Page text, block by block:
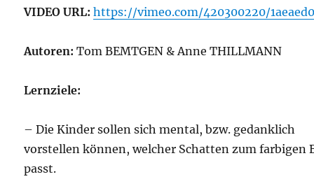
VIDEO URL:https://vimeo.com/420300220/
Autoren: Tom BEMTGEN & Anne THILLMANN
Lernziele:
– Die Kinder sollen sich mental, bzw. gedanklich
vorstellen können, welcher Schatten zum farbigen
passt.